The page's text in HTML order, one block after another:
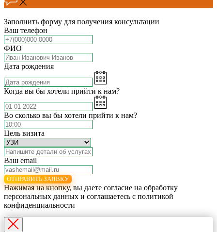
Заполнить форму для получения консультации
Ваш телефон
ФИО
Дата рождения
Когда вы бы хотели прийти к нам?
Во сколько вы бы хотели прийти к нам?
Цель визита
Ваш email
ОТПРАВИТЬ ЗАЯВКУ
Нажимая на кнопку, вы даете согласие на обработку
персональных данных и соглашаетесь c политикой
конфиденциальности